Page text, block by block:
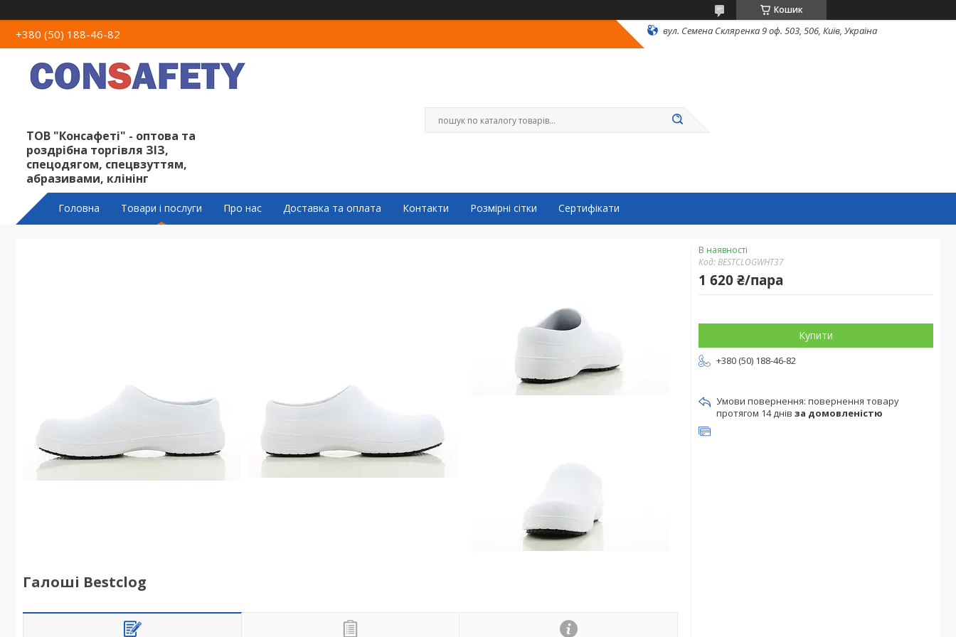
Кошик
+380 (50) 188-46-82 вул. Семена Скляренка 9 оф. 503, 506, Київ, Україна
ТОВ "Консафеті" - оптова та
роздрібна торгівля ЗІЗ,
спецодягом, спецвзуттям,
абразивами, клінінг
Головна Товари і послуги Про нас Доставка та оплата Контакти Розмірні сітки Сертифікати
Галоші Bestclog
В наявності
Код:BESTCLOGWHT37
1 620 ₴/пара
Купити
+380 (50) 188-46-82
повернення товару
протягом 14 днів за домовленістю